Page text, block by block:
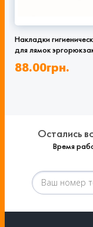
Накладки
для лямок
88.00грн.
Остались
Время